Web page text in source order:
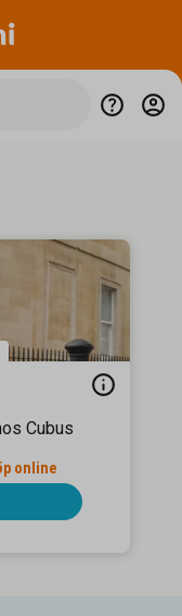
Cubus
online